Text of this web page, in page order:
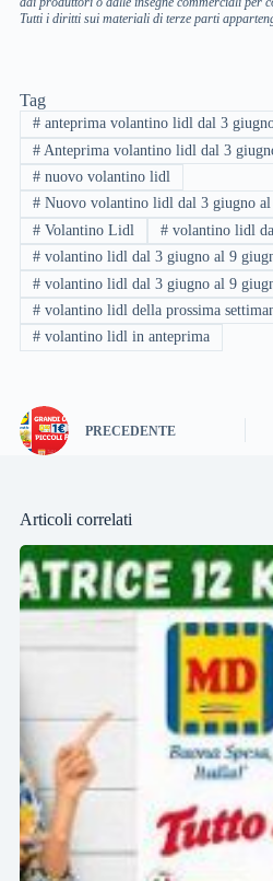
Tutti i diritti sui materiali di terze parti
Tag
#anteprima volantino lidl dal 3
#Anteprima volantino lidl dal 3
#nuovo volantino lidl
#Nuovo volantino lidl dal 3 giugno al
#Volantino Lidl #volantino lidl
#volantino lidl dal 3 giugno al 9
#volantino lidl dal 3 giugno al 9
#volantino lidl della prossima
#volantino lidl in anteprima
PRECEDENTE
Articoli correlati